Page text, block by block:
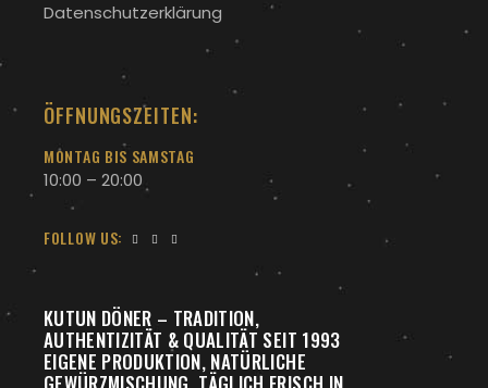
Datenschutzerklärung
ÖFFNUNGSZEITEN:
MONTAG BIS SAMSTAG
10:00 – 20:00
FOLLOW US:
KUTUN DÖNER – TRADITION,
AUTHENTIZITÄT & QUALITÄT SEIT 1993
EIGENE PRODUKTION, NATÜRLICHE